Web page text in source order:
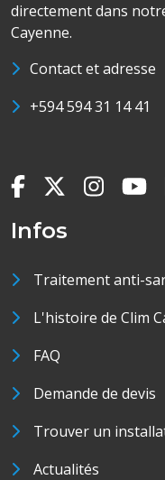
directement dans
Cayenne.
Contact et adresse
+594 594 31 14 41
Infos
Traitement anti-
L'histoire de Clim
FAQ
Demande de devis
Trouver un
Actualités